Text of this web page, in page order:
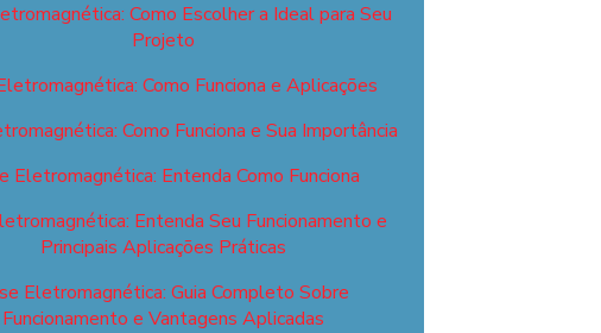
Como Escolher a Ideal para Seu
Projeto
Como Funciona e Aplicações
Como Funciona e Sua Importância
Eletromagnética: Entenda Como Funciona
Entenda Seu Funcionamento e
Principais Aplicações Práticas
Eletromagnética: Guia Completo Sobre
Funcionamento e Vantagens Aplicadas